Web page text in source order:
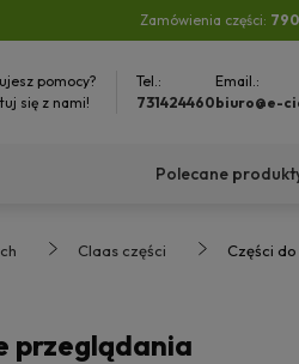
Zamówienia części:
pomocy?
się z nami!
Tel.:
731424460
Email.:
biuro@e-
Polecane
Claas części Części
przeglądania